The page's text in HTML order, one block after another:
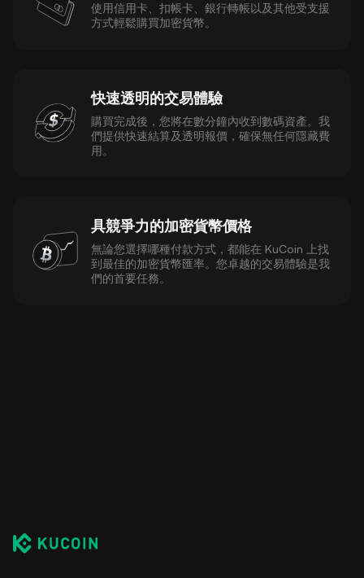
使用信用卡、扣帳卡、銀行轉帳以及其他受支援
方式輕鬆購買加密貨幣。
快速透明的交易體驗
購買完成後，您將在數分鐘內收到數碼資產。我
們提供快速結算及透明報價，確保無任何隱藏費
用。
具競爭力的加密貨幣價格
無論您選擇哪種付款方式，都能在 KuCoin 上找
到最佳的加密貨幣匯率。您卓越的交易體驗是我
們的首要任務。